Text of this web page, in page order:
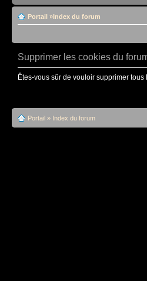
Portail »Index du forum
Supprimer les cookies du
Êtes-vous sûr de vouloir supprimer
Portail » Index du forum